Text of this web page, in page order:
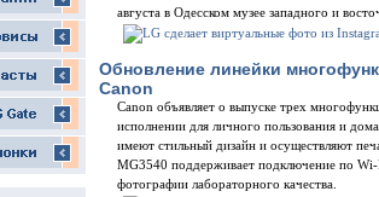
августа в Одесском музее западного и
Обновление линейки
Canon
Canon объявляет о выпуске трех
исполнении для личного пользования и
имеют стильный дизайн и осуществляют
MG3540 поддерживает подключение по Wi-
фотографии лабораторного качества.